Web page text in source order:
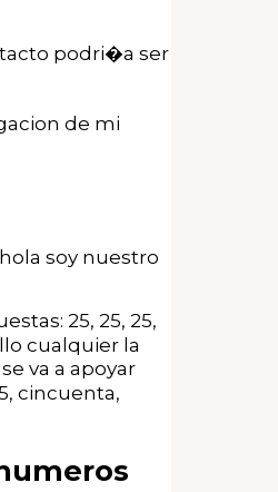
podri�a ser
de mi
soy nuestro
25, 25, 25,
cualquier la
va a apoyar
cincuenta,